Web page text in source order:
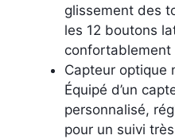
glissement des
les 12 boutons
confortablement
Capteur optique
Équipé d’un
personnalisé,
pour un suivi